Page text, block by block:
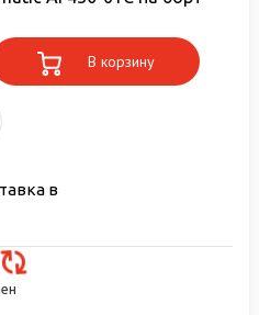
В корзину
в